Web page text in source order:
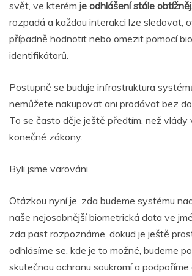
svět, ve kterém je odhlášení stále
rozpadá a každou interakci lze sledovat,
případně hodnotit nebo omezit pomocí
identifikátorů.
Postupně se buduje infrastruktura
nemůžete nakupovat ani prodávat bez
To se často děje ještě předtím, než vlády
konečné zákony.
Byli jsme varováni.
Otázkou nyní je, zda budeme systému
naše nejosobnější biometrická data ve
zda past rozpoznáme, dokud je ještě
odhlásíme se, kde je to možné, budeme
skutečnou ochranu soukromí a